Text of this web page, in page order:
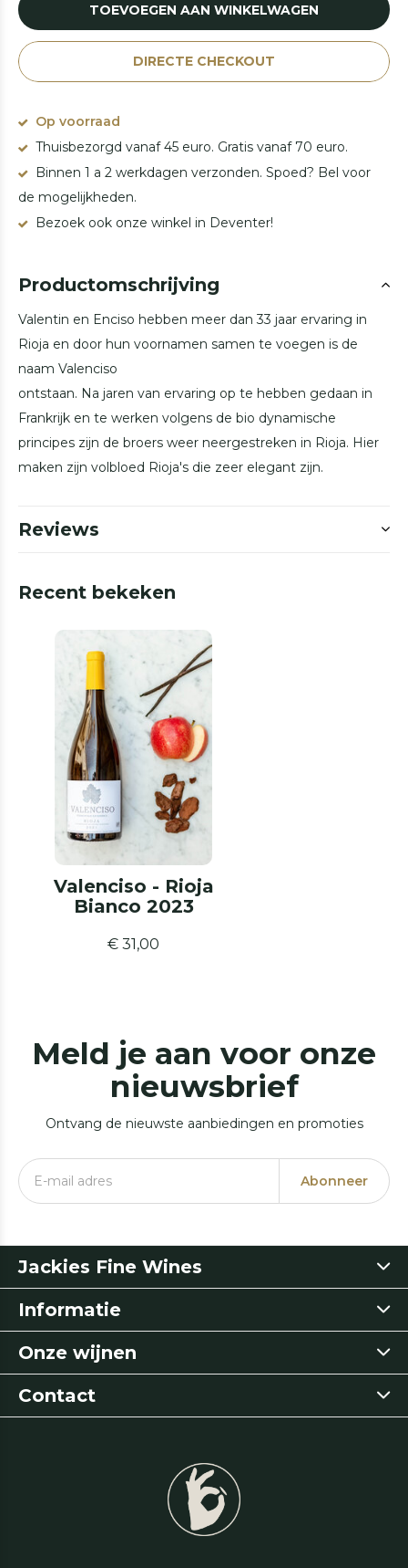
TOEVOEGEN AAN WINKELWAGEN
DIRECTE CHECKOUT
Op voorraad
Thuisbezorgd vanaf 45 euro. Gratis vanaf 70 euro.
Binnen 1 a 2 werkdagen verzonden. Spoed? Bel voor
de mogelijkheden.
Bezoek ook onze winkel in Deventer!
Productomschrijving
Valentin en Enciso hebben meer dan 33 jaar ervaring in
Rioja en door hun voornamen samen te voegen is de
naam Valenciso
ontstaan. Na jaren van ervaring op te hebben gedaan in
Frankrijk en te werken volgens de bio dynamische
principes zijn de broers weer neergestreken in Rioja. Hier
maken zijn volbloed Rioja's die zeer elegant zijn.
Reviews
Recent bekeken
Valenciso - Rioja
Bianco 2023
€ 31,00
Meld je aan voor onze
nieuwsbrief
Ontvang de nieuwste aanbiedingen en promoties
Abonneer
Jackies Fine Wines
Informatie
Onze wijnen
Contact